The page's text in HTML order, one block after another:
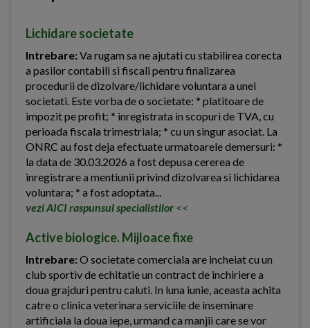
Lichidare societate
Intrebare:Va rugam sa ne ajutati cu stabilirea corecta
a pasilor contabili si fiscali pentru finalizarea
procedurii de dizolvare/lichidare voluntara a unei
societati. Este vorba de o societate: * platitoare de
impozit pe profit; * inregistrata in scopuri de TVA, cu
perioada fiscala trimestriala; * cu un singur asociat. La
ONRC au fost deja efectuate urmatoarele demersuri: *
la data de 30.03.2026 a fost depusa cererea de
inregistrare a mentiunii privind dizolvarea si lichidarea
voluntara; * a fost adoptata...
vezi AICI raspunsul specialistilor <<
Active biologice. Mijloace fixe
Intrebare:O societate comerciala are incheiat cu un
club sportiv de echitatie un contract de inchiriere a
doua grajduri pentru caluti. In luna iunie, aceasta achita
catre o clinica veterinara serviciile de inseminare
artificiala la doua iepe, urmand ca manjii care se vor